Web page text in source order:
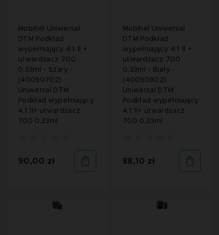
Mobihel Uniwersal
DTM Podkład
wypełniający 4:1 1l +
utwardzacz 700
0,33ml - Szary -
(40090702)
Uniwersal DTM
Podkład wypełniający
4:1 1l+ utwardzacz
700 0,33ml
90,00 zł
Mobihel Uniwersal
DTM Podkład
wypełniający 4:1 1l +
utwardzacz 700
0,33ml - Biały -
(40090802)
Uniwersal DTM
Podkład wypełniający
4:1 1l+ utwardzacz
700 0,33ml
88,10 zł